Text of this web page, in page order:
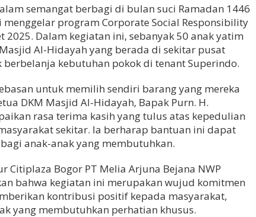
semangat berbagi di bulan suci Ramadan 1446
program Corporate Social Responsibility
2025. Dalam kegiatan ini, sebanyak 50 anak yatim
Al-Hidayah yang berada di sekitar pusat
kebutuhan pokok di tenant Superindo.
untuk memilih sendiri barang yang mereka
DKM Masjid Al-Hidayah, Bapak Purn. H.
rasa terima kasih yang tulus atas kepedulian
sekitar. Ia berharap bantuan ini dapat
anak-anak yang membutuhkan.
Citiplaza Bogor PT Melia Arjuna Bejana NWP
bahwa kegiatan ini merupakan wujud komitmen
kontribusi positif kepada masyarakat,
yang membutuhkan perhatian khusus.